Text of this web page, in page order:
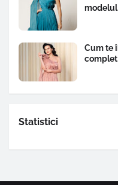
Cum te
Statistici